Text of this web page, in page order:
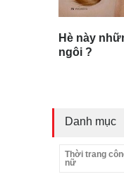
Hè này
ngôi ?
Danh mục
Thời trang
nữ